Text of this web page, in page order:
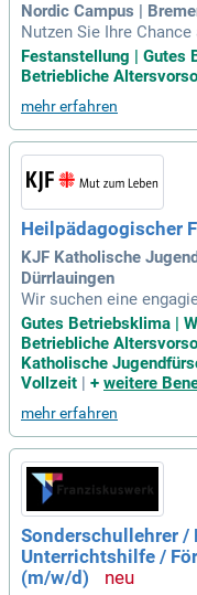
Nordic Campus |
Nutzen Sie Ihre
n Vollzeit bei Nordic
eitszeit von 38,50
mit Handicap und
Philosophie der
erfolgreich in die
on verankert und
Wirtschaftliches
ttelpunkt unseres
rten und
ch willkommen –
nft!
Festanstellung | Gutes
Betriebliche
mehr erfahren
Heilpädagogischer
KJF Katholische
Dürrlauingen
Wir suchen eine
ldung junger Menschen
darf unterstützt. Sie
ntwickeln
petenzen zu stärken.
von Schülern in
n und evaluieren Sie
uch
e Schüler erfolgreich
mentation von Zielen
hrer
Gutes Betriebsklima |
Betriebliche
Katholische
Vollzeit
+ weitere
mehr erfahren
Sonderschullehrer /
Unterrichtshilfe /
(m/w/d)